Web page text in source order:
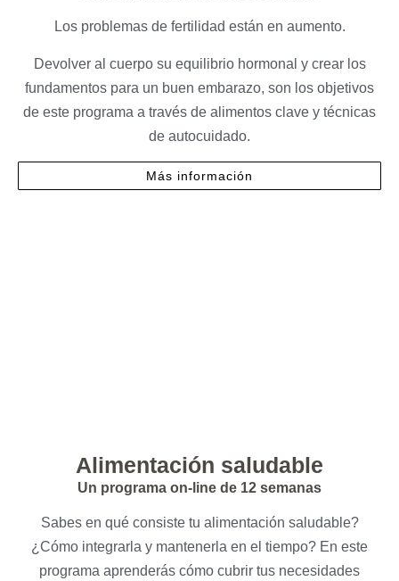
Los problemas de fertilidad están en aumento.
Devolver al cuerpo su equilibrio hormonal y crear los
fundamentos para un buen embarazo, son los objetivos
de este programa a través de alimentos clave y técnicas
de autocuidado.
Más información
Alimentación saludable
Un programa on-line de 12 semanas
Sabes en qué consiste tu alimentación saludable?
¿Cómo integrarla y mantenerla en el tiempo? En este
programa aprenderás cómo cubrir tus necesidades